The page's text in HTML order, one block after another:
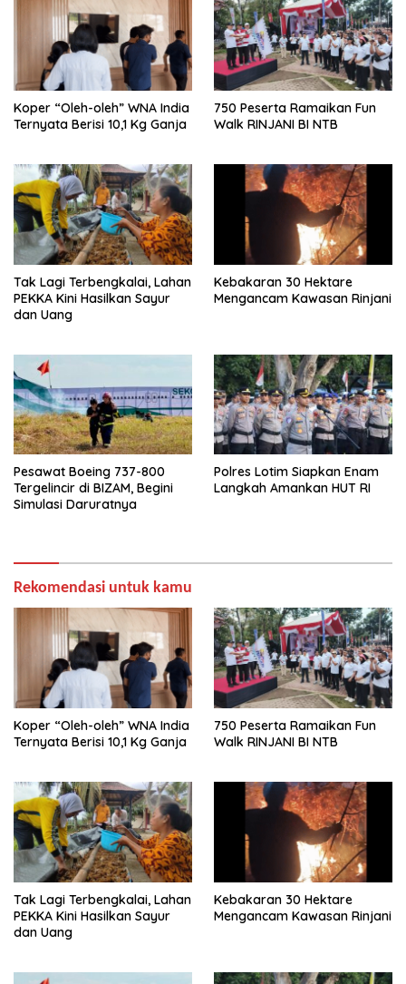
Koper “Oleh-oleh” WNA India
Ternyata Berisi 10,1 Kg Ganja
750 Peserta Ramaikan Fun
Walk RINJANI BI NTB
Tak Lagi Terbengkalai, Lahan
PEKKA Kini Hasilkan Sayur
dan Uang
Kebakaran 30 Hektare
Mengancam Kawasan Rinjani
Pesawat Boeing 737-800
Tergelincir di BIZAM, Begini
Simulasi Daruratnya
Polres Lotim Siapkan Enam
Langkah Amankan HUT RI
Rekomendasi untuk kamu
Koper “Oleh-oleh” WNA India
Ternyata Berisi 10,1 Kg Ganja
750 Peserta Ramaikan Fun
Walk RINJANI BI NTB
Tak Lagi Terbengkalai, Lahan
PEKKA Kini Hasilkan Sayur
dan Uang
Kebakaran 30 Hektare
Mengancam Kawasan Rinjani